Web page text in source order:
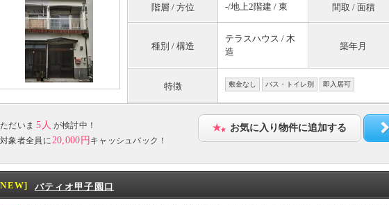
階層 / 方位 -/地上2階建 / 東 間取 / 面積
種別 / 構造
テラスハウス / 木
造
築年月
特徴 敷金なし バス・トイレ別 即入居可
ただいま 5人 が検討中！
対象者全員に 20,000円 キャッシュバック！
お気に入り物件に追加する
パティオ甲子園口